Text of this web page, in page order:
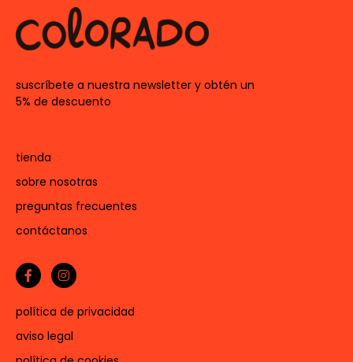
suscríbete a nuestra newsletter y obtén un
5% de descuento
tienda
sobre nosotras
preguntas frecuentes
contáctanos
política de privacidad
aviso legal